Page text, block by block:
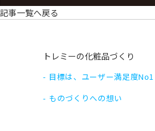
記事一覧へ戻る
トレミーの化粧品づくり
目標は、ユーザー満足度No1
ものづくりへの想い